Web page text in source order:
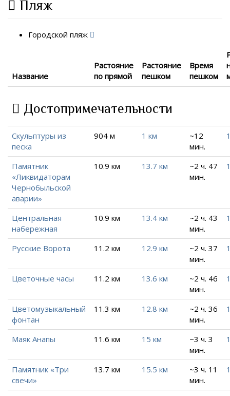
Пляж
Городской пляж
Название
Растояние
по прямой
Растояние
пешком
Время
пешком
Достопримечательности
Скульптуры из
песка
904 м 1 км
~12
мин.
Памятник
«Ликвидаторам
Чернобыльской
аварии»
10.9 км 13.7 км
~2 ч. 47
мин.
Центральная
набережная
10.9 км 13.4 км
~2 ч. 43
мин.
Русские Ворота 11.2 км 12.9 км
~2 ч. 37
мин.
Цветочные часы 11.2 км 13.6 км
~2 ч. 46
мин.
Цветомузыкальный
фонтан
11.3 км 12.8 км
~2 ч. 36
мин.
Маяк Анапы 11.6 км 15 км
~3 ч. 3
мин.
Памятник «Три
свечи»
13.7 км 15.5 км
~3 ч. 11
мин.